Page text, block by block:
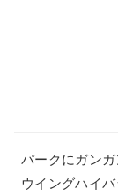
パークにガン
ウイングハイ